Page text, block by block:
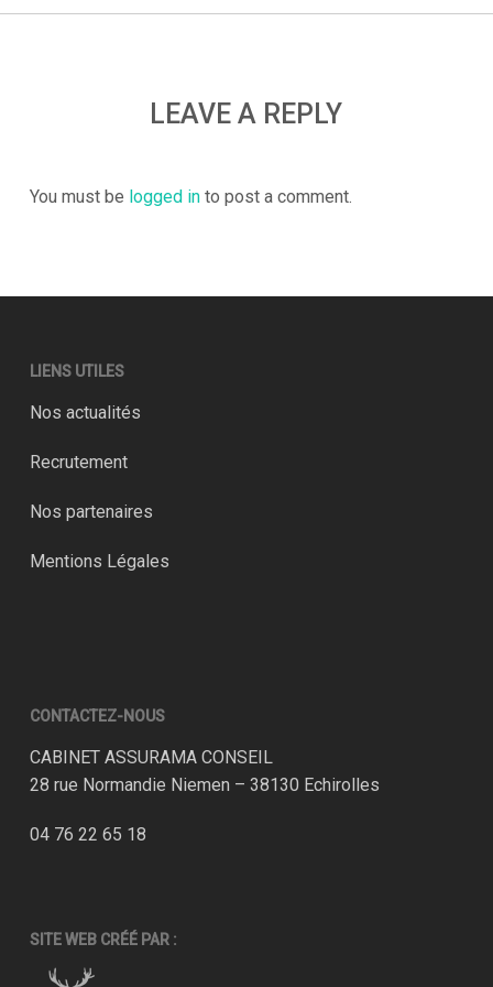
LEAVE A REPLY
You must be logged into post a comment.
LIENS UTILES
Nos actualités
Recrutement
Nos partenaires
Mentions Légales
CONTACTEZ-NOUS
CABINET ASSURAMA CONSEIL
28 rue Normandie Niemen – 38130 Echirolles
04 76 22 65 18
SITE WEB CRÉÉ PAR :